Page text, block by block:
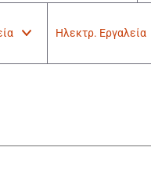
Ηλεκτρ. Εργαλεία